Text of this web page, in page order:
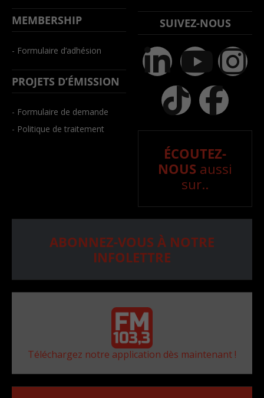
MEMBERSHIP
- Formulaire d’adhésion
PROJETS D’ÉMISSION
- Formulaire de demande
- Politique de traitement
SUIVEZ-NOUS
ÉCOUTEZ-
NOUS aussi
sur..
ABONNEZ-VOUS À NOTRE
INFOLETTRE
Téléchargez notre application dès maintenant !